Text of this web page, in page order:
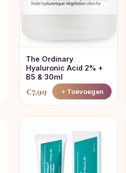
The Ordinary
Hyaluronic Acid 2% +
B5 & 30ml
€7,99 Toevoegen